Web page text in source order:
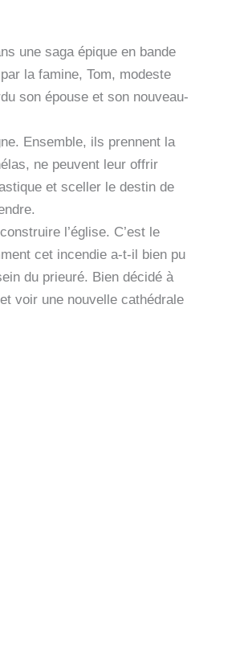
une saga épique en bande
la famine, Tom, modeste
son épouse et son nouveau-
Ensemble, ils prennent la
ne peuvent leur offrir
et sceller le destin de
l’église. C’est le
cet incendie a-t-il bien pu
du prieuré. Bien décidé à
voir une nouvelle cathédrale